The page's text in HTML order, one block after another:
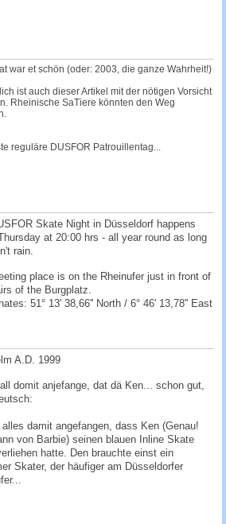
war et schön (oder: 2003, die ganze Wahrheit!)
ist auch dieser Artikel mit der nötigen Vorsicht
Rheinische SaTiere könnten den Weg
reguläre DUSFOR Patrouillentag...
Skate Night in Düsseldorf happens
at 20:00 hrs - all year round as long
rain.
place is on the Rheinufer just in front of
of the Burgplatz.
51° 13' 38,66'' North / 6° 46' 13,78'' East
A.D. 1999
domit anjefange, dat dä Ken... schon gut,
alles damit angefangen, dass Ken (Genau!
von Barbie) seinen blauen Inline Skate
hatte. Den brauchte einst ein
Skater, der häufiger am Düsseldorfer